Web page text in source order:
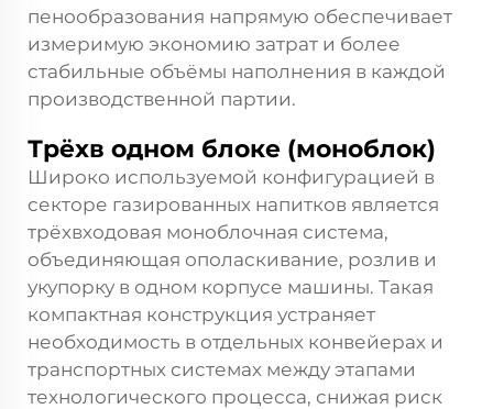
пенообразования напрямую обеспечивает
измеримую экономию затрат и более
стабильные объёмы наполнения в каждой
производственной партии.
Трёхв одном блоке (моноблок)
Широко используемой конфигурацией в
секторе газированных напитков является
трёхвходовая моноблочная система,
объединяющая ополаскивание, розлив и
укупорку в одном корпусе машины. Такая
компактная конструкция устраняет
необходимость в отдельных конвейерах и
транспортных системах между этапами
технологического процесса, снижая риск